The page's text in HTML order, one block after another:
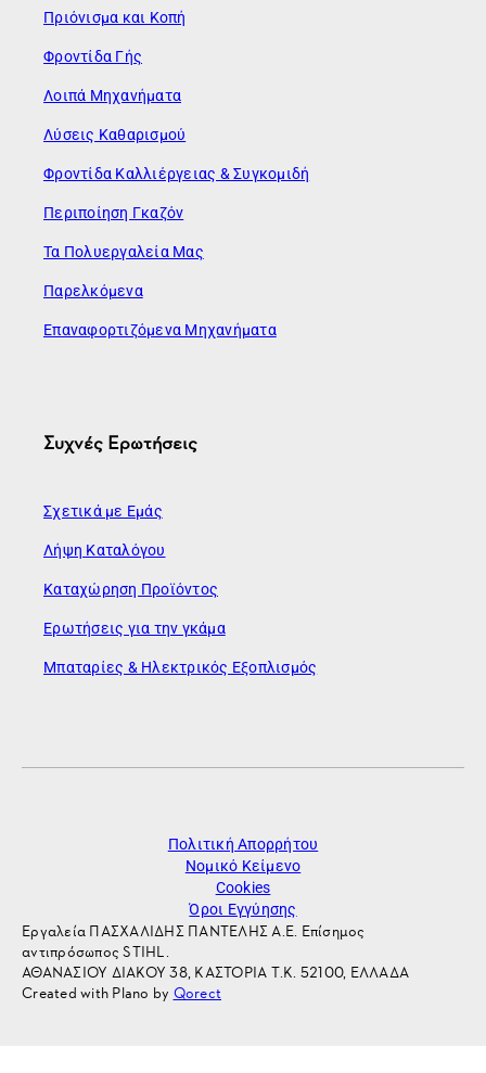
Πριόνισμα και Κοπή
Φροντίδα Γής
Λοιπά Μηχανήματα
Λύσεις Καθαρισμού
Φροντίδα Καλλιέργειας & Συγκομιδή
Περιποίηση Γκαζόν
Τα Πολυεργαλεία Μας
Παρελκόμενα
Επαναφορτιζόμενα Μηχανήματα
Συχνές Ερωτήσεις
Σχετικά με Εμάς
Λήψη Καταλόγου
Καταχώρηση Προϊόντος
Ερωτήσεις για την γκάμα
Μπαταρίες & Ηλεκτρικός Εξοπλισμός
Πολιτική Απορρήτου
Νομικό Κείμενο
Cookies
Όροι Εγγύησης
Εργαλεία ΠΑΣΧΑΛΙΔΗΣ ΠΑΝΤΕΛΗΣ Α.Ε. Επίσημος
αντιπρόσωπος STIHL.
ΑΘΑΝΑΣΙΟΥ ΔΙΑΚΟΥ 38, ΚΑΣΤΟΡΙΑ Τ.Κ. 52100, ΕΛΛΑΔΑ
Created with Plano by Qorect